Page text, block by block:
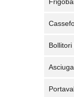
Bollitori